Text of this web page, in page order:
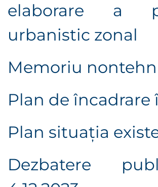
elaborare a
urbanistic zonal
Memoriu
Plan de încadrare
Plan situaţia
Dezbatere